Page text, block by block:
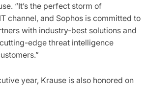
“It’s the perfect storm of
channel, and Sophos is committed to
with industry-best solutions and
edge threat intelligence
year, Krause is also honored on